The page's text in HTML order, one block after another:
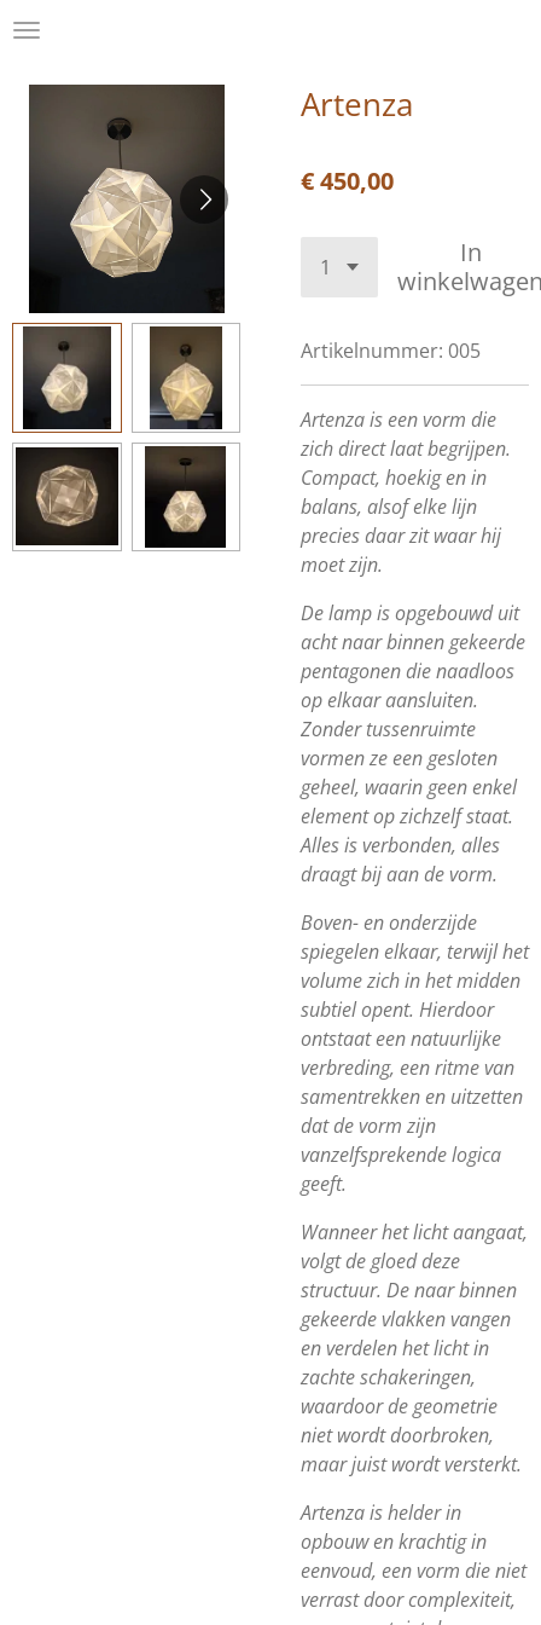
Ga
naar
hoofdinhoud
Artenza
€ 450,00
In
Artikelnummer: 005
Artenza is een vorm die
zich direct laat begrijpen.
Compact, hoekig en in
balans, alsof elke lijn
precies daar zit waar hij
moet zijn.
De lamp is opgebouwd uit
acht naar binnen gekeerde
pentagonen die naadloos
op elkaar aansluiten.
Zonder tussenruimte
vormen ze een gesloten
geheel, waarin geen enkel
element op zichzelf staat.
Alles is verbonden, alles
draagt bij aan de vorm.
Boven- en onderzijde
spiegelen elkaar, terwijl het
volume zich in het midden
subtiel opent. Hierdoor
ontstaat een natuurlijke
verbreding, een ritme van
samentrekken en uitzetten
dat de vorm zijn
vanzelfsprekende logica
geeft.
Wanneer het licht aangaat,
volgt de gloed deze
structuur. De naar binnen
gekeerde vlakken vangen
en verdelen het licht in
zachte schakeringen,
waardoor de geometrie
niet wordt doorbroken,
maar juist wordt versterkt.
Artenza is helder in
opbouw en krachtig in
eenvoud, een vorm die niet
verrast door complexiteit,